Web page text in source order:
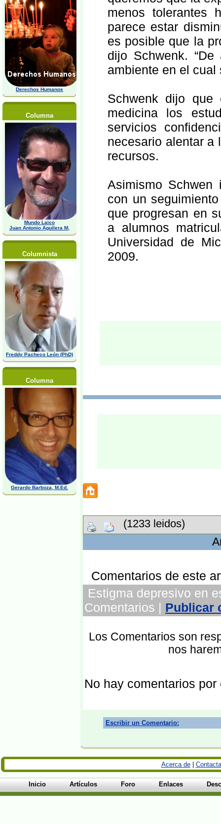
Derechos Humanos
Columna
Mundo Laico
Juan Antonio Aguilera M,
Columnista
Freddy Pacheco León (PhD)
Columna
Gerardo Barboza, M.Ed.
menos tolerantes
parece estar
es posible que la
dijo Schwenk.
ambiente en el cual
Schwenk dijo
medicina los
servicios
necesario alentar a
recursos.
Asimismo Schwen
con un
que progresan en
a alumnos
Universidad de
2009.
(1233 leidos)
Comentarios de este
Estigma depresivo en
Comentarios | Publicar
Los Comentarios son
nos
No hay comentarios por
Escribir un Comentario:
Acerca de|
Inicio Artículos Foro Enlaces